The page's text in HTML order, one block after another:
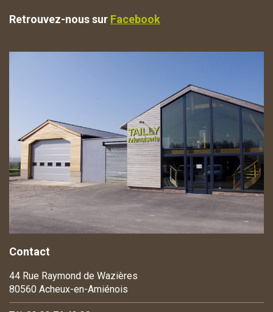
Retrouvez-nous sur Facebook
Contact
44 Rue Raymond de Wazières
80560 Acheux-en-Amiénois